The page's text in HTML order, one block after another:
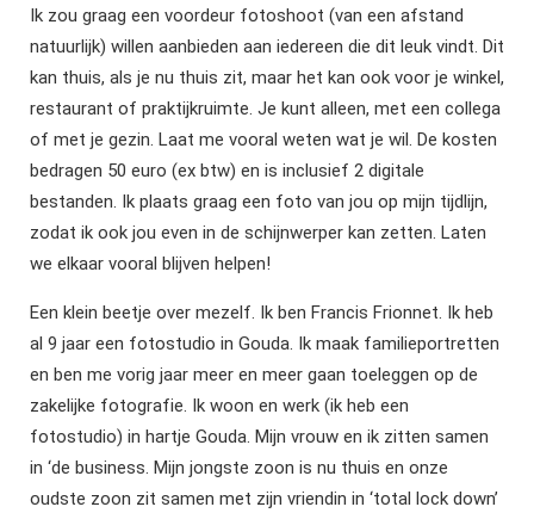
Ik zou graag een voordeur fotoshoot (van een afstand
natuurlijk) willen aanbieden aan iedereen die dit leuk vindt. Dit
kan thuis, als je nu thuis zit, maar het kan ook voor je winkel,
restaurant of praktijkruimte. Je kunt alleen, met een collega
of met je gezin. Laat me vooral weten wat je wil. De kosten
bedragen 50 euro (ex btw) en is inclusief 2 digitale
bestanden. Ik plaats graag een foto van jou op mijn tijdlijn,
zodat ik ook jou even in de schijnwerper kan zetten. Laten
we elkaar vooral blijven helpen!
Een klein beetje over mezelf. Ik ben Francis Frionnet. Ik heb
al 9 jaar een fotostudio in Gouda. Ik maak familieportretten
en ben me vorig jaar meer en meer gaan toeleggen op de
zakelijke fotografie. Ik woon en werk (ik heb een
fotostudio) in hartje Gouda. Mijn vrouw en ik zitten samen
in ‘de business. Mijn jongste zoon is nu thuis en onze
oudste zoon zit samen met zijn vriendin in ‘total lock down’